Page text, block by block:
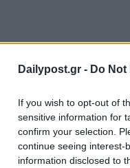
Dailypost.gr - Do
If you wish to opt-out of
sensitive information for
confirm your selection.
continue seeing interest-
information disclosed to